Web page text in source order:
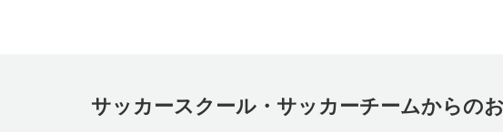
サッカースクール・サッカーチームからの